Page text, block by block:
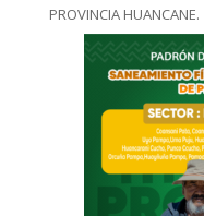
PROVINCIA HUANCANE.